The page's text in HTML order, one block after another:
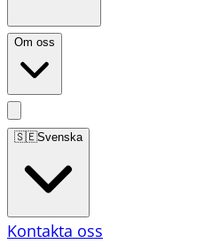
Om oss
🇸🇪Svenska
Kontakta oss